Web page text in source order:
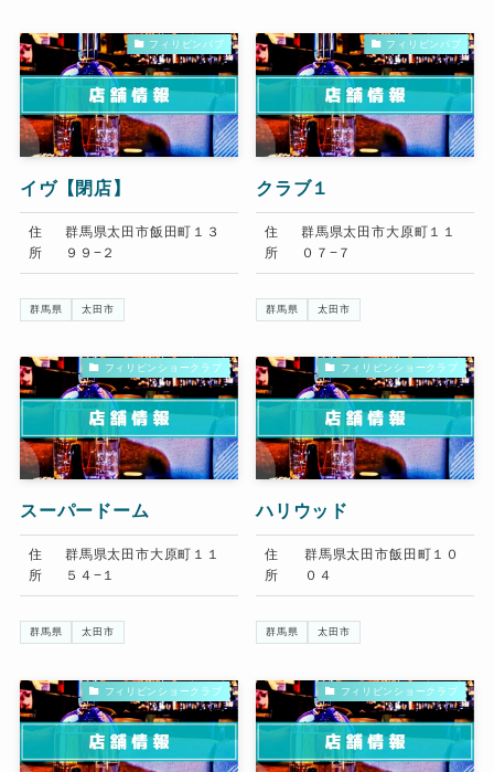
フィリピンパブ
イヴ【閉店】
住
所
群馬県太田市飯田町１３
９９−２
群馬県 太田市
フィリピンパブ
クラブ１
住
所
群馬県太田市大原町１１
０７−７
群馬県 太田市
フィリピンショークラブ
スーパードーム
住
所
群馬県太田市大原町１１
５４−１
群馬県 太田市
フィリピンショークラブ
ハリウッド
住
所
群馬県太田市飯田町１０
０４
群馬県 太田市
フィリピンショークラブ フィリピンショークラブ